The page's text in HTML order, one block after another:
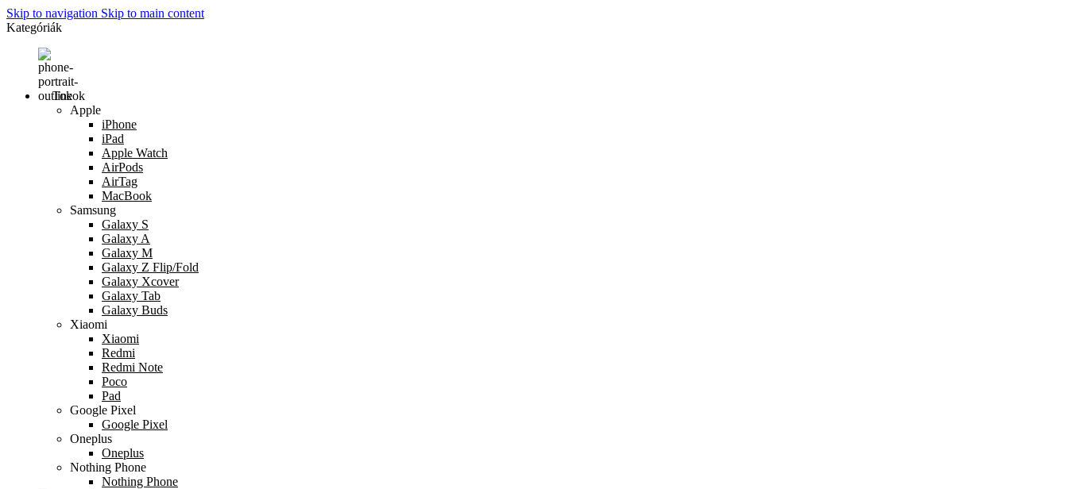
Skip to navigation Skip to main content
Kategóriák
Tokok
Apple
iPhone
iPad
Apple Watch
AirPods
AirTag
MacBook
Samsung
Galaxy S
Galaxy A
Galaxy M
Galaxy Z Flip/Fold
Galaxy Xcover
Galaxy Tab
Galaxy Buds
Xiaomi
Xiaomi
Redmi
Redmi Note
Poco
Pad
Google Pixel
Google Pixel
Oneplus
Oneplus
Nothing Phone
Nothing Phone